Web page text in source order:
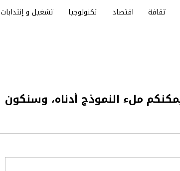
ثقافة اقتصاد تكنولوجيا تشغيل و إنتدابات
ملء النموذج أدناه، وسنكون